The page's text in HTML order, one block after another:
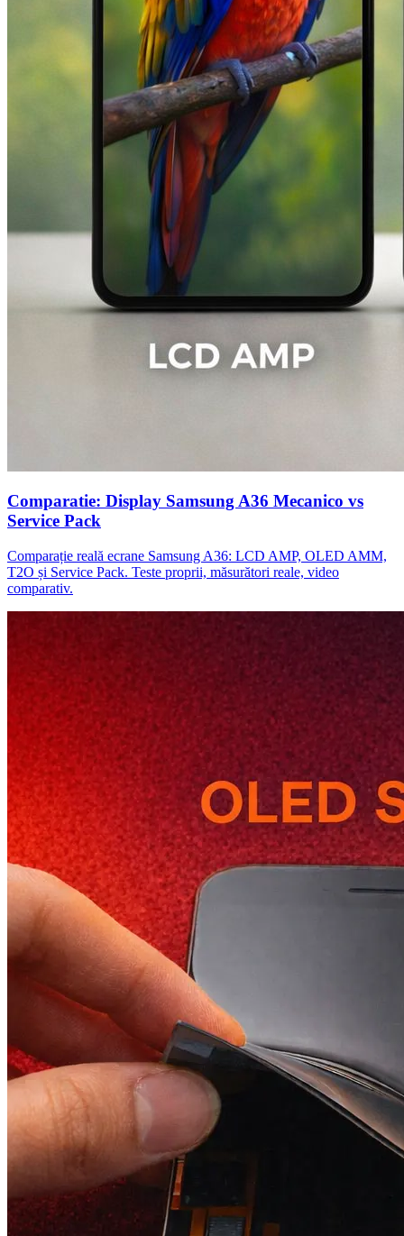
Comparatie: Display Samsung A36 Mecanico vs
Service Pack
Comparație reală ecrane Samsung A36: LCD AMP, OLED AMM,
T2O și Service Pack. Teste proprii, măsurători reale, video
comparativ.